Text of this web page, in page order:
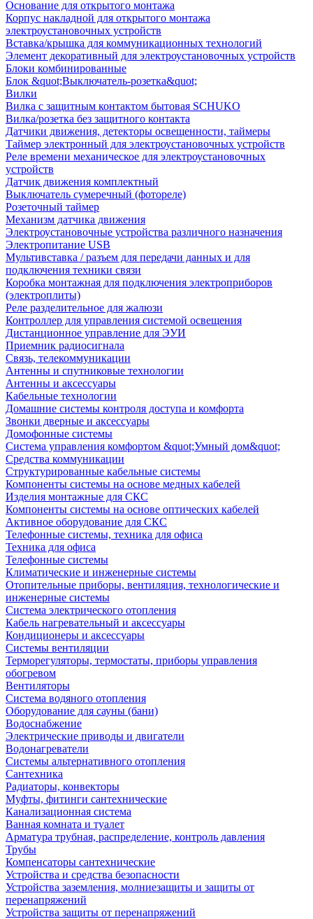
Основание для открытого монтажа
Корпус накладной для открытого монтажа
электроустановочных устройств
Вставка/крышка для коммуникационных технологий
Элемент декоративный для электроустановочных устройств
Блоки комбинированные
Блок &quot;Выключатель-розетка&quot;
Вилки
Вилка с защитным контактом бытовая SCHUKO
Вилка/розетка без защитного контакта
Датчики движения, детекторы освещенности, таймеры
Таймер электронный для электроустановочных устройств
Реле времени механическое для электроустановочных
устройств
Датчик движения комплектный
Выключатель сумеречный (фотореле)
Розеточный таймер
Механизм датчика движения
Электроустановочные устройства различного назначения
Электропитание USB
Мультивставка / разъем для передачи данных и для
подключения техники связи
Коробка монтажная для подключения электроприборов
(электроплиты)
Реле разделительное для жалюзи
Контроллер для управления системой освещения
Дистанционное управление для ЭУИ
Приемник радиосигнала
Связь, телекоммуникации
Антенны и спутниковые технологии
Антенны и аксессуары
Кабельные технологии
Домашние системы контроля доступа и комфорта
Звонки дверные и аксессуары
Домофонные системы
Система управления комфортом &quot;Умный дом&quot;
Средства коммуникации
Структурированные кабельные системы
Компоненты системы на основе медных кабелей
Изделия монтажные для СКС
Компоненты системы на основе оптических кабелей
Активное оборудование для СКС
Телефонные системы, техника для офиса
Техника для офиса
Телефонные системы
Климатические и инженерные системы
Отопительные приборы, вентиляция, технологические и
инженерные системы
Система электрического отопления
Кабель нагревательный и аксессуары
Кондиционеры и аксессуары
Системы вентиляции
Терморегуляторы, термостаты, приборы управления
обогревом
Вентиляторы
Система водяного отопления
Оборудование для сауны (бани)
Водоснабжение
Электрические приводы и двигатели
Водонагреватели
Системы альтернативного отопления
Сантехника
Радиаторы, конвекторы
Муфты, фитинги сантехнические
Канализационная система
Ванная комната и туалет
Арматура трубная, распределение, контроль давления
Трубы
Компенсаторы сантехнические
Устройства и средства безопасности
Устройства заземления, молниезащиты и защиты от
перенапряжений
Устройства защиты от перенапряжений